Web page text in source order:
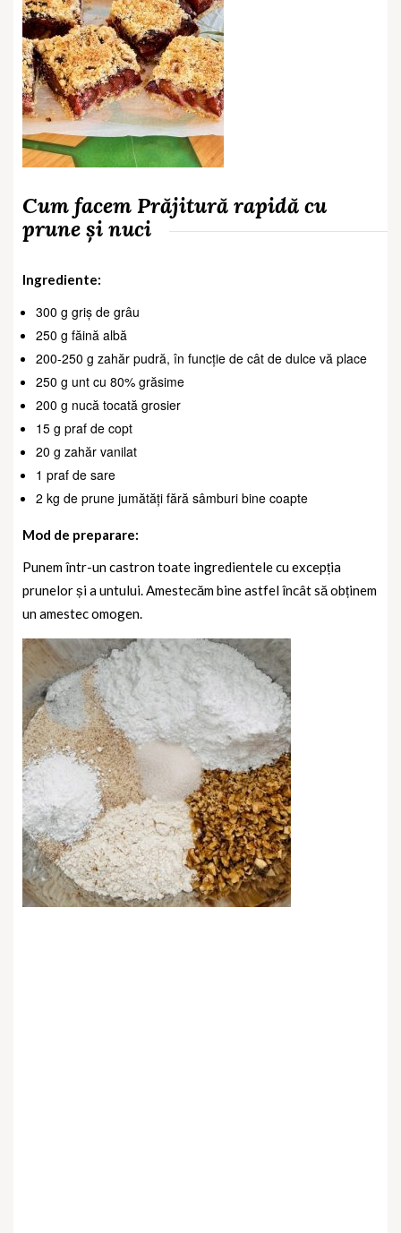
Cum facem Prăjitură rapidă cu
prune și nuci
Ingrediente:
300 g griș de grâu
250 g făină albă
200-250 g zahăr pudră, în funcție de cât de dulce vă place
250 g unt cu 80% grăsime
200 g nucă tocată grosier
15 g praf de copt
20 g zahăr vanilat
1 praf de sare
2 kg de prune jumătăți fără sâmburi bine coapte
Mod de preparare:
Punem într-un castron toate ingredientele cu excepția
prunelor și a untului. Amestecăm bine astfel încât să obținem
un amestec omogen.